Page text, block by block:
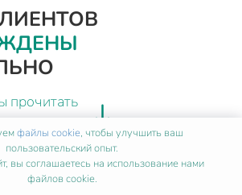
прочитать
файлы cookie, чтобы улучшить ваш
пользовательский опыт.
вы соглашаетесь на использование нами
файлов cookie.